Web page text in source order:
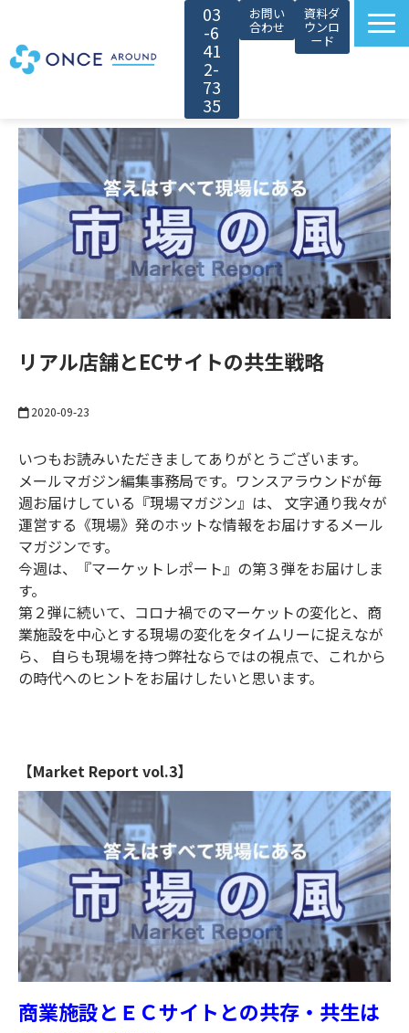
03
-6
41
2-
73
35
お問い
合わせ
資料ダ
ウンロ
ード
選ばれる理由
サービス紹介
対象者別カスタマイズ
導入事例
無料セミナー
お役立ち情報
採用情報
リアル店舗とECサイトの共生戦略
2020-09-23
いつもお読みいただきましてありがとうございます。
メールマガジン編集事務局です。ワンスアラウンドが毎
週お届けしている『現場マガジン』は、 文字通り我々が
運営する《現場》発のホットな情報をお届けするメール
マガジンです。
今週は、『マーケットレポート』の第３弾をお届けしま
す。
第２弾に続いて、コロナ禍でのマーケットの変化と、商
業施設を中心とする現場の変化をタイムリーに捉えなが
ら、 自らも現場を持つ弊社ならではの視点で、これから
の時代へのヒントをお届けしたいと思います。
【Market Report vol.3】
商業施設とＥＣサイトとの共存・共生は